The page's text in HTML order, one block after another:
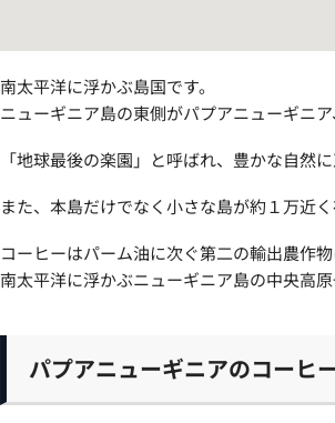
南太平洋に浮かぶ島国です。
ニューギニア島の東側がパプアニューギニ
「地球最後の楽園」と呼ばれ、豊かな自然に
また、本島だけでなく小さな島が約１万近く
コーヒーはパーム油に次ぐ第二の輸出農作物
南太平洋に浮かぶニューギニア島の中央高
パプアニューギニアのコーヒ